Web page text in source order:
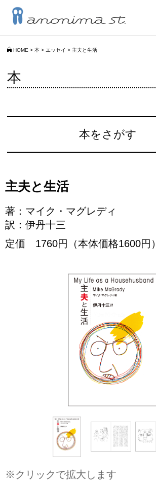
HOME > 本 > エッセイ > 主夫と生活
本
本をさがす
主夫と生活
著：マイク・マグレディ
訳：伊丹十三
定価 1760円（本体価格1600円）
※クリックで拡大します